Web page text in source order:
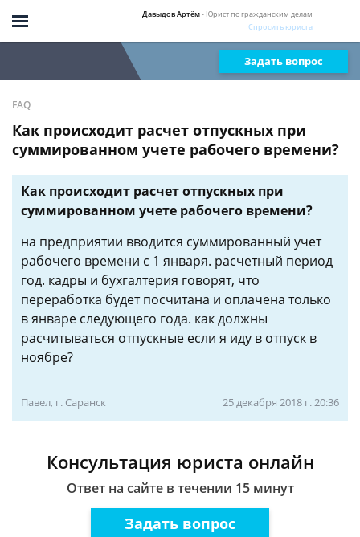
Давыдов Артём- Юрист по гражданским делам
Спросить юриста
Задать вопрос
FAQ
Как происходит расчет отпускных при
суммированном учете рабочего времени?
Как происходит расчет отпускных при
суммированном учете рабочего времени?
на предприятии вводится суммированный учет
рабочего времени с 1 января. расчетный период
год. кадры и бухгалтерия говорят, что
переработка будет посчитана и оплачена только
в январе следующего года. как должны
расчитываться отпускные если я иду в отпуск в
ноябре?
Павел, г. Саранск 25 декабря 2018 г. 20:36
Консультация юриста онлайн
Ответ на сайте в течении 15 минут
Задать вопрос